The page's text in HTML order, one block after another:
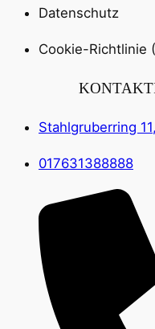
Datenschutz
Cookie-Richtlinie
Stahlgruberring
017631388888